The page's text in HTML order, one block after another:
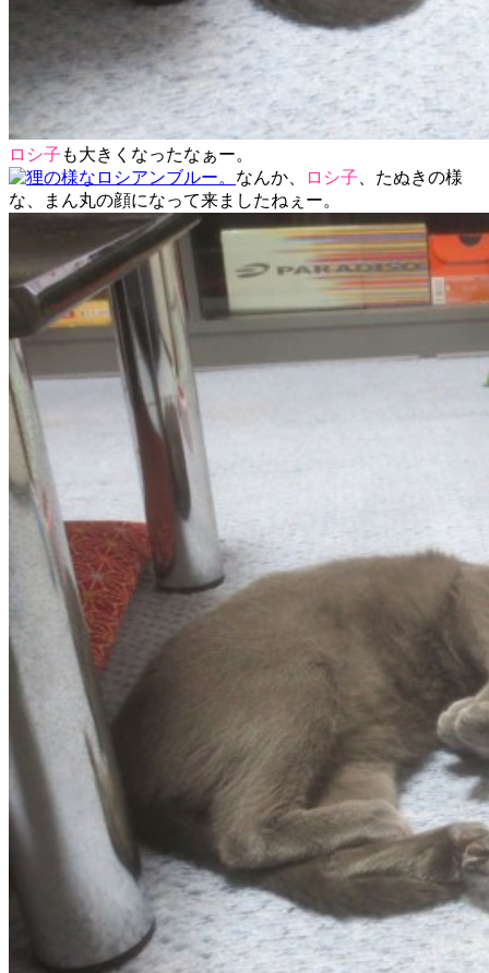
ロシ子 も大きくなったなぁー。
なんか、
ロシ子 、たぬきの様
な、まん丸の顔になって来ましたねぇー。